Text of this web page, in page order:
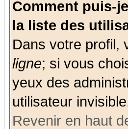
Comment puis-
la liste des
Dans votre profil,
ligne; si vous
yeux des
utilisateur
Revenir en haut